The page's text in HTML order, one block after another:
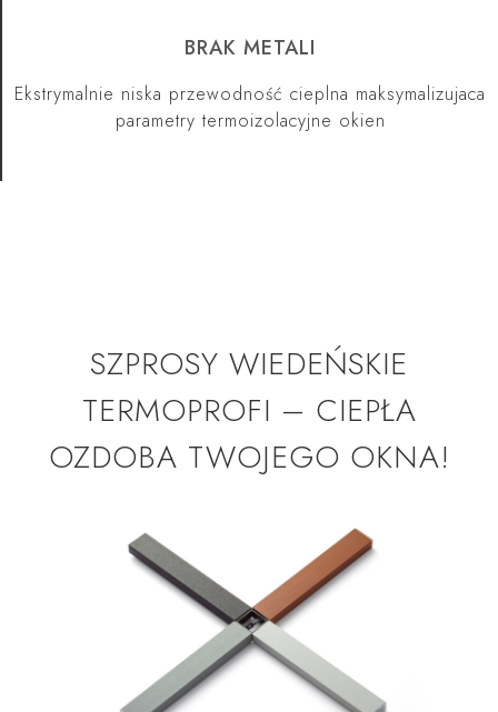
BRAK METALI
Ekstrymalnie niska przewodność cieplna maksymalizujaca
parametry termoizolacyjne okien
SZPROSY WIEDEŃSKIE
TERMOPROFI – CIEPŁA
OZDOBA TWOJEGO OKNA!